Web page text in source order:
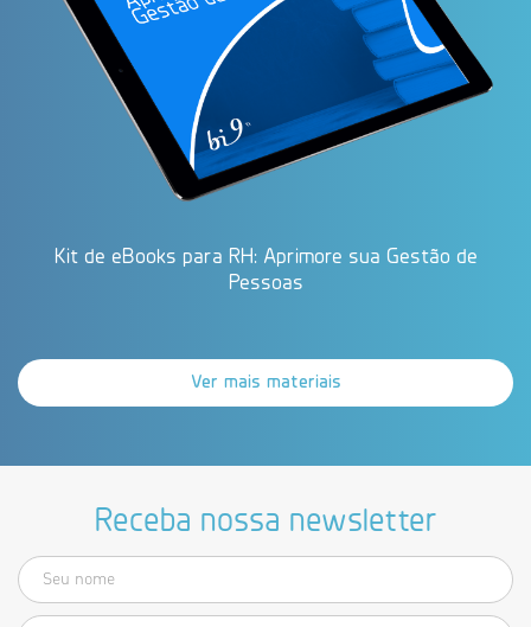
Kit de eBooks para RH: Aprimore sua Gestão de
Pessoas
Ver mais materiais
Receba nossa newsletter